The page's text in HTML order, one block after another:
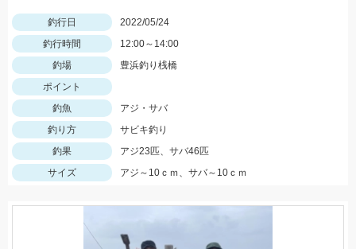
釣行日
2022/05/24
釣行時間
12:00～14:00
釣場
豊浜釣り桟橋
ポイント
釣魚
アジ・サバ
釣り方
サビキ釣り
釣果
アジ23匹、サバ46匹
サイズ
アジ～10ｃｍ、サバ～10ｃｍ